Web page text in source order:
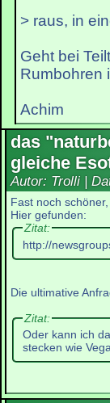
> raus, in
Geht bei
Rumbohren
Achim
das
gleiche
Autor: Trolli |
Fast noch
Hier gefunden:
Zitat:
http://
Die ultimative
Zitat:
Oder kann ich
stecken wie